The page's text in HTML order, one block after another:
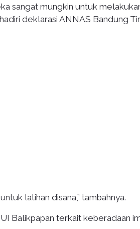
sangat mungkin untuk
deklarasi ANNAS Bandung
latihan disana,” tambahnya.
Balikpapan terkait keberadaan